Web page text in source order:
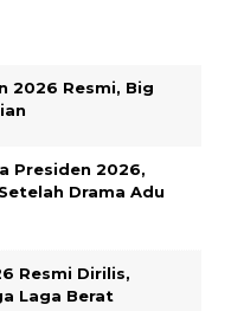
2026 Resmi, Big
Presiden 2026,
Drama Adu
Resmi Dirilis,
Laga Berat